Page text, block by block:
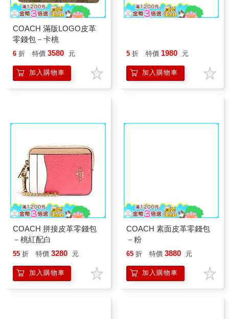
COACH 滿版LOGO皮革
零錢包－卡桃
6 折 特價 3580 元
加入購物車
5 折 特價 1980 元
加入購物車
COACH 拼接皮革零錢包
－桃紅配白
55 折 特價 3280 元
加入購物車
COACH 素面皮革零錢包
－粉
65 折 特價 3880 元
加入購物車